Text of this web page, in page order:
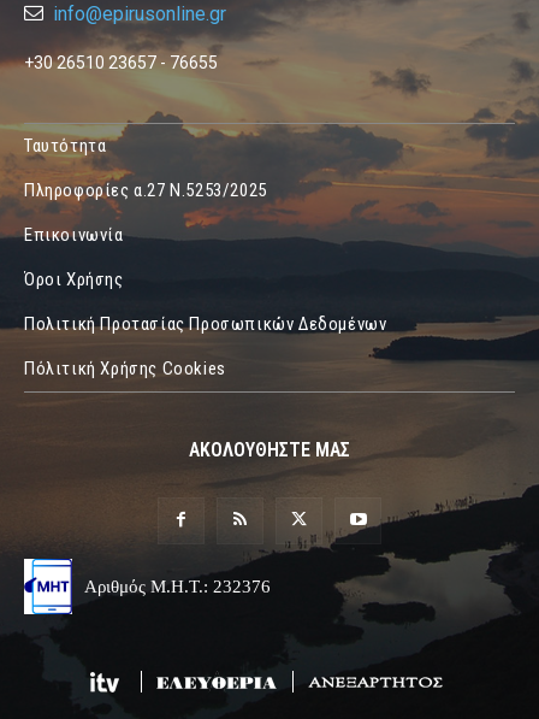
info@epirusonline.gr
+30 26510 23657 - 76655
Ταυτότητα
Πληροφορίες α.27 Ν.5253/2025
Επικοινωνία
Όροι Χρήσης
Πολιτική Προτασίας Προσωπικών Δεδομένων
Πόλιτική Χρήσης Cookies
ΑΚΟΛΟΥΘΗΣΤΕ ΜΑΣ
Αριθμός Μ.Η.Τ.: 232376